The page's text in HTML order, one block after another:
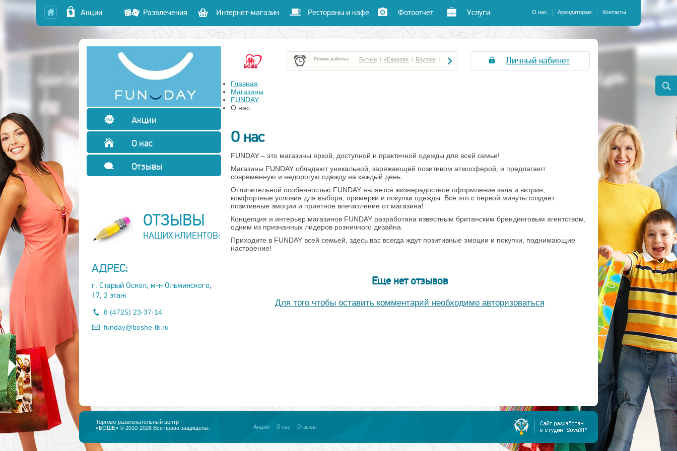
Акции Развлечения Интернет-магазин Рестораны и кафе Фотоотчет Услуги О нас Арендаторам Контакты
Акции
О нас
Отзывы
ОТЗЫВЫ
НАШИХ КЛИЕНТОВ:
АДРЕС:
г. Старый Оскол, м-н Ольминского,
17, 2 этаж
8 (4725) 23-37-14
funday@boshe-tk.ru
Режим работы: Бутики «Европа» Боулинг Личный кабинет
Главная
Магазины
FUNDAY
О нас
О нас
FUNDAY – это магазины яркой, доступной и практичной одежды для всей семьи!
Магазины FUNDAY обладают уникальной, заряжающей позитивом атмосферой, и предлагают
современную и недорогую одежду на каждый день.
Отличительной особенностью FUNDAY является жизнерадостное оформление зала и витрин,
комфортные условия для выбора, примерки и покупки одежды. Всё это с первой минуты создаёт
позитивные эмоции и приятное впечатление от магазина!
Концепция и интерьер магазинов FUNDAY разработана известным британским брендинговым агентством,
одним из признанных лидеров розничного дизайна.
Приходите в FUNDAY всей семьей, здесь вас всегда ждут позитивные эмоции и покупки, поднимающие
настроение!
Еще нет отзывов
Для того чтобы оставить комментарий необходимо авторизоваться
Торгово-развлекательный центр
«БОШЕ» © 2010-2026 Все права защищены.
Акции О нас Отзывы